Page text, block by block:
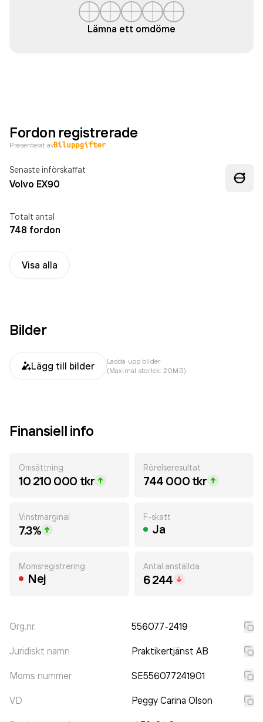
Lämna ett omdöme
Fordon registrerade
Presenterat av
Senaste införskaffat
Volvo EX90
Totalt antal
748 fordon
Visa alla
Bilder
Lägg till bilder
Ladda upp bilder
(Maximal storlek: 20MB)
Finansiell info
Omsättning
10 210 000 tkr
Rörelseresultat
744 000 tkr
Vinstmarginal
7.3%
F-skatt
Ja
Momsregistrering
Nej
Antal anställda
6 244
Org.nr. 556077-2419
Juridiskt namn Praktikertjänst AB
Moms nummer SE556077241901
VD Peggy Carina Olson